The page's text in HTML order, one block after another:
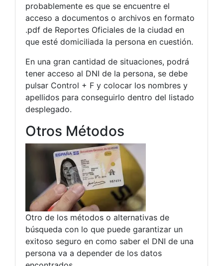
probablemente es que se encuentre el
acceso a documentos o archivos en formato
.pdf de Reportes Oficiales de la ciudad en
que esté domiciliada la persona en cuestión.
En una gran cantidad de situaciones, podrá
tener acceso al DNI de la persona, se debe
pulsar Control + F y colocar los nombres y
apellidos para conseguirlo dentro del listado
desplegado.
Otros Métodos
Otro de los métodos o alternativas de
búsqueda con lo que puede garantizar un
exitoso seguro en como saber el DNI de una
persona va a depender de los datos